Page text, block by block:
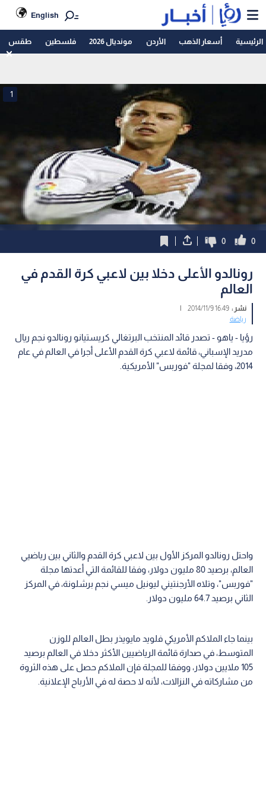
English
الرئيسية أسعار الذهب الأردن مونديال 2026 فلسطين طقس
1
0
0
رونالدو الأعلى دخلا بين لاعبي كرة القدم في
العالم
نشر :16:49 2014/11/9
|
رياضة
رؤيا - ياهو - تصدر قائد المنتخب البرتغالي كريستيانو رونالدو نجم ريال
مدريد الإسباني، قائمة لاعبي كرة القدم الأعلى أجرا في العالم في عام
2014، وفقا لمجلة "فوربس" الأمريكية.
واحتل رونالدو المركز الأول بين لاعبي كرة القدم والثاني بين رياضيي
العالم، برصيد 80 مليون دولار، وفقا للقائمة التي أعدتها مجلة
"فوربس"، وتلاه الأرجنتيني ليونيل ميسي نجم برشلونة، في المركز
الثاني برصيد 64.7 مليون دولار.
بينما جاء الملاكم الأمريكي فلويد مايويذر بطل العالم للوزن
المتوسط، في صدارة قائمة الرياضيين الأكثر دخلا في العالم برصيد
105 ملايين دولار، ووفقا للمجلة فإن الملاكم حصل على هذه الثروة
من مشاركاته في النزالات، لأنه لا حصة له في الأرباح الإعلانية.